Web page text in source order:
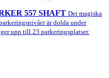
557 SHAFT Det magiska
är dolda under
upp till 23 parkeringsplatser.